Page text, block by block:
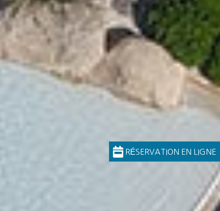
RÉSERVATION EN LIGNE